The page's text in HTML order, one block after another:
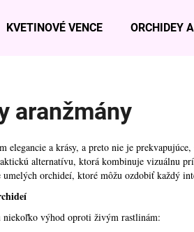
KVETINOVÉ VENCE ORCHIDEY
aranžmány
elegancie a krásy, a preto nie je
alternatívu, ktorá kombinuje vizuálnu
umelých orchideí, ktoré môžu ozdobiť každý
niekoľko výhod oproti živým rastlinám: